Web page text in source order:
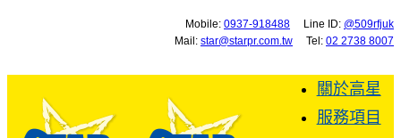
Mobile: 0937-918488 Line ID: @509rfjuk
Mail: star@starpr.com.tw Tel: 02 2738 8007
關於高星
服務項目